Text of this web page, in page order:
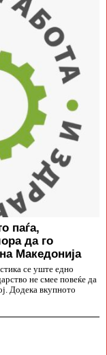
паѓа,
да го
Македонија
се уште едно
не смее повеќе да
Додека вкупното